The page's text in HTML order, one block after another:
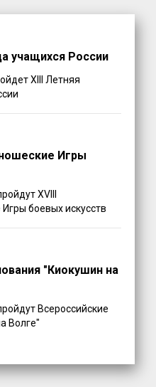
учащихся России
XIII Летняя
Игры
XVIII
боевых искусств
"Киокушин на
Всероссийские
Волге"